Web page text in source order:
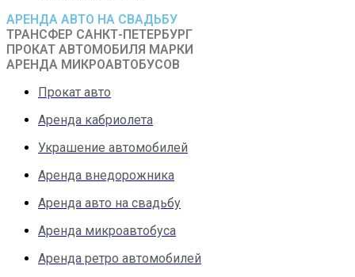
АРЕНДА АВТО НА СВАДЬБУ
ТРАНСФЕР САНКТ-ПЕТЕРБУРГ
ПРОКАТ АВТОМОБИЛЯ МАРКИ
АРЕНДА МИКРОАВТОБУСОВ
Прокат авто
Аренда кабриолета
Украшение автомобилей
Аренда внедорожника
Аренда авто на свадьбу
Аренда микроавтобуса
Аренда ретро автомобилей